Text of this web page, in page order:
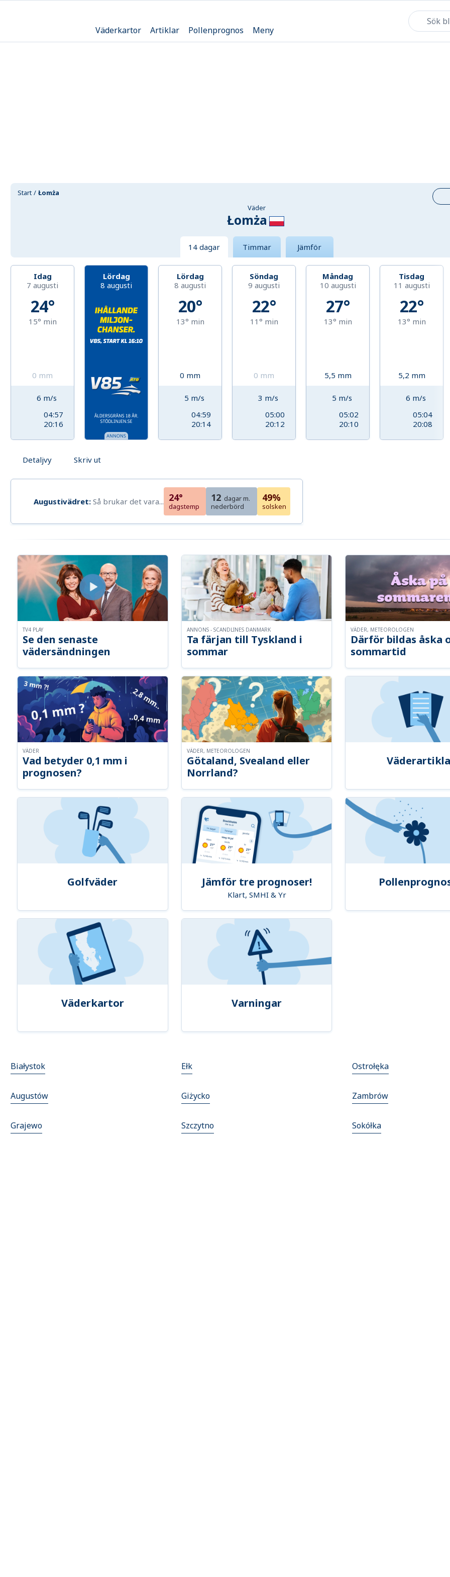
Väderkartor Artiklar Pollenprognos Meny
Start
Łomża
Väder
Łomża
14 dagar Timmar Jämför
Idag
7 augusti
24°
15° min
0 mm
6 m/s
04:57
20:16
Lördag
8 augusti
Lördag
8 augusti
20°
13° min
0 mm
5 m/s
04:59
20:14
Söndag
9 augusti
22°
11° min
0 mm
3 m/s
05:00
20:12
Måndag
10 augusti
27°
13° min
5,5 mm
5 m/s
05:02
20:10
Tisdag
11 augusti
22°
13° min
5,2 mm
6 m/s
05:04
20:08
Detaljvy Skriv ut
Augustivädret: Så brukar det vara... 24°
dagstemp
12 dagar m.
nederbörd
49%
solsken
Se den senaste
vädersändningen
TV4 PLAY
Ta färjan till Tyskland i
sommar
ANNONS - SCANDLINES DANMARK
Därför bildas åska
sommartid
VÄDER, METEOROLOGEN
Vad betyder 0,1 mm i
prognosen?
VÄDER
Götaland, Svealand eller
Norrland?
VÄDER, METEOROLOGEN
Golfväder Jämför tre prognoser!
Klart, SMHI & Yr
Väderkartor Varningar
Białystok Ełk Ostrołęka
Augustów Giżycko Zambrów
Grajewo Szczytno Sokółka